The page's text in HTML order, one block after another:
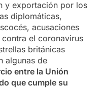
y exportación por los
diplomáticas,
acusaciones
el coronavirus
británicas
algunas de
entre la Unión
que cumple su